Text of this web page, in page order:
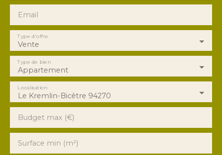
Email
Vente
Type d'offre
Appartement
Type de bien
Le Kremlin-Bicêtre 94270
Localisation
Budget max (€)
Surface min (m²)